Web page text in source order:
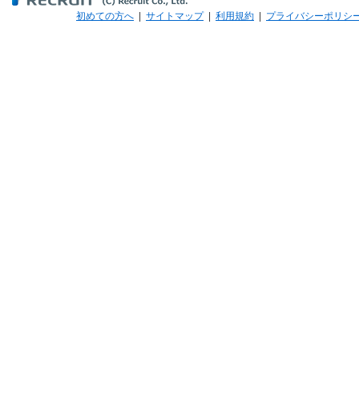
初めての方へ サイトマップ| 利用規約 プライバシーポリシ